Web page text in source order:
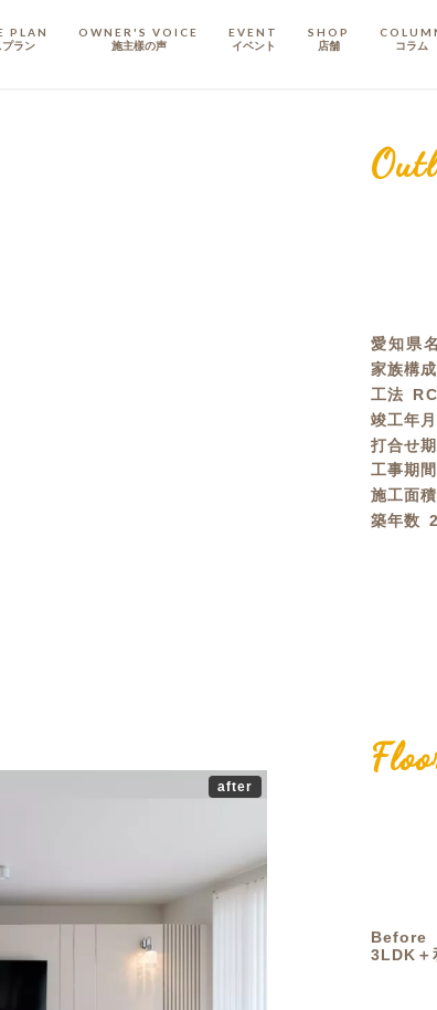
PLAN
ラン
OWNER'S VOICE
施主樣の声
EVENT
イベント
SHOP
店舗 コラム
after
愛知県
家族構成
工法
竣工年月
打合せ
工事期間
施工面積
築年数
Before
3LDK＋